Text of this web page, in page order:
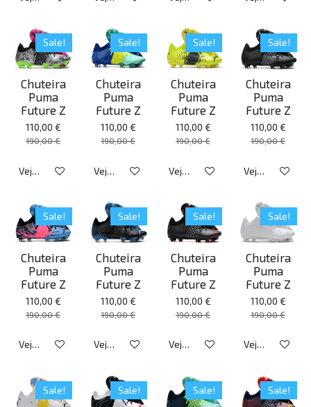
Sale!
Chuteira
Puma
Future Z
110,00 €
190,00 €
Veja detalhes
Sale!
Chuteira
Puma
Future Z
110,00 €
190,00 €
Veja detalhes
Sale!
Chuteira
Puma
Future Z
110,00 €
190,00 €
Veja detalhes
Sale!
Chuteira
Puma
Future Z
110,00 €
190,00 €
Veja detalhes
Sale!
Chuteira
Puma
Future Z
110,00 €
190,00 €
Veja detalhes
Sale!
Chuteira
Puma
Future Z
110,00 €
190,00 €
Veja detalhes
Sale!
Chuteira
Puma
Future Z
110,00 €
190,00 €
Veja detalhes
Sale!
Chuteira
Puma
Future Z
110,00 €
190,00 €
Veja detalhes
Sale! Sale! Sale! Sale!